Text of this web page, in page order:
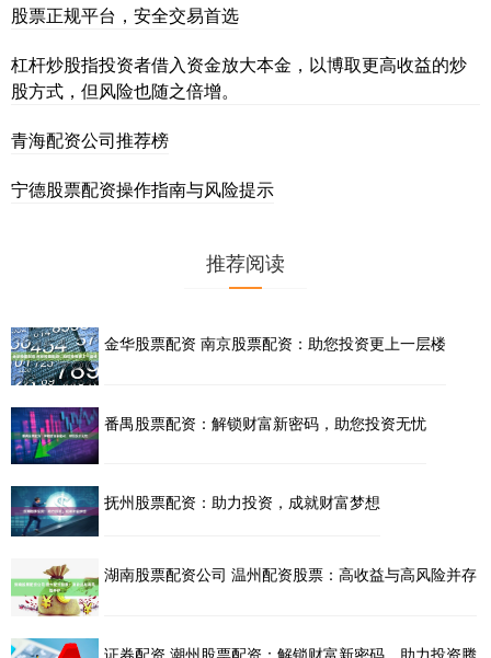
股票正规平台，安全交易首选
杠杆炒股指投资者借入资金放大本金，以博取更高收益的炒
股方式，但风险也随之倍增。
青海配资公司推荐榜
宁德股票配资操作指南与风险提示
推荐阅读
金华股票配资 南京股票配资：助您投资更上一层楼
番禺股票配资：解锁财富新密码，助您投资无忧
抚州股票配资：助力投资，成就财富梦想
湖南股票配资公司 温州配资股票：高收益与高风险并存
证券配资 潮州股票配资：解锁财富新密码，助力投资腾